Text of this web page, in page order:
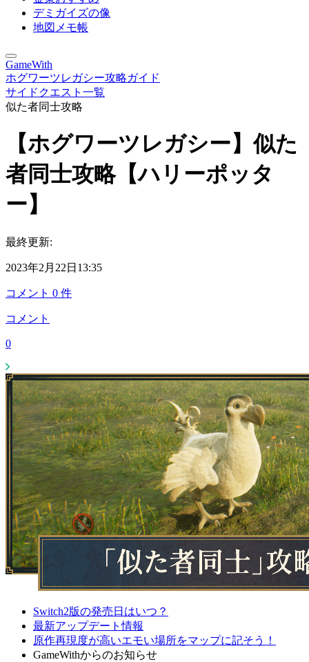
デミガイズの像
地図メモ帳
GameWith
ホグワーツレガシー攻略ガイド
サイドクエスト一覧
似た者同士攻略
【ホグワーツレガシー】似た
者同士攻略【ハリーポッタ
ー】
最終更新:
2023年2月22日13:35
コメント 0 件
コメント
0
Switch2版の発売日はいつ？
最新アップデート情報
原作再現度が高いエモい場所をマップに記そう！
GameWithからのお知らせ